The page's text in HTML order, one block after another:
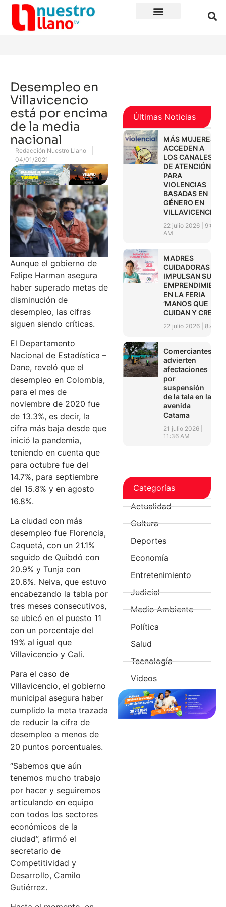
Desempleo en
Villavicencio
está por encima
de la media
nacional
Redacción Nuestro Llano
04/01/2021
Aunque el gobierno de
Felipe Harman asegura
haber superado metas de
disminución de
desempleo, las cifras
siguen siendo críticas.
El Departamento
Nacional de Estadística –
Dane, reveló que el
desempleo en Colombia,
para el mes de
noviembre de 2020 fue
de 13.3%, es decir, la
cifra más baja desde que
inició la pandemia,
teniendo en cuenta que
para octubre fue del
14.7%, para septiembre
del 15.8% y en agosto
16.8%.
La ciudad con más
desempleo fue Florencia,
Caquetá, con un 21.1%
seguido de Quibdó con
20.9% y Tunja con
20.6%. Neiva, que estuvo
encabezando la tabla por
tres meses consecutivos,
se ubicó en el puesto 11
con un porcentaje del
19% al igual que
Villavicencio y Cali.
Para el caso de
Villavicencio, el gobierno
municipal asegura haber
cumplido la meta trazada
de reducir la cifra de
desempleo a menos de
20 puntos porcentuales.
“Sabemos que aún
tenemos mucho trabajo
por hacer y seguiremos
articulando en equipo
con todos los sectores
económicos de la
ciudad”, afirmó el
secretario de
Competitividad y
Desarrollo, Camilo
Gutiérrez.
Últimas Noticias
MÁS MUJERES
ACCEDEN A
LOS CANALES
DE ATENCIÓN
PARA
VIOLENCIAS
BASADAS EN
GÉNERO EN
VILLAVICENCIO
22 julio 2026
9:01
AM
MADRES
CUIDADORAS
IMPULSAN SUS
EN LA FERIA
‘MANOS QUE
CUIDAN Y CREAN’
22 julio 2026 8:45
Comerciantes
advierten
afectaciones
por
suspensión
de la tala en la
avenida
Catama
21 julio 2026
11:36 AM
Categorías
Actualidad
Cultura
Deportes
Economía
Entretenimiento
Judicial
Medio Ambiente
Política
Salud
Tecnología
Videos